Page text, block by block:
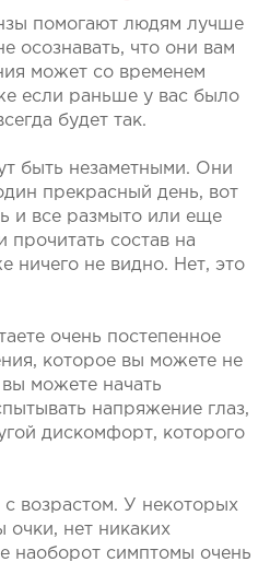
помогают людям лучше
осознавать, что они вам
может со временем
если раньше у вас было
будет так.
быть незаметными. Они
прекрасный день, вот
и все размыто или еще
прочитать состав на
ничего не видно. Нет, это
очень постепенное
которое вы можете не
можете начать
напряжение глаз,
дискомфорт, которого
возрастом. У некоторых
нет никаких
наоборот симптомы очень